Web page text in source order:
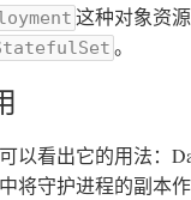
这种对象资
。
以看出它的用法：
将守护进程的副本